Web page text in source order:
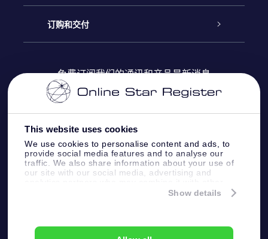
This website uses cookies
We use cookies to personalise content and ads, to
provide social media features and to analyse our
traffic. We also share information about your use of
our site with our social media, advertising and
information that you’ve provided to them or that
Show details
博客
评论
OSR 礼物包
OSR 礼物卡
公司礼品
Online Star Register
个性化的Star Page
One Million Stars
OSR Starsaver
订购和交付
付款信息
配送信息
退货政策&撤销权
免费订阅我们的通讯和产品最新消息